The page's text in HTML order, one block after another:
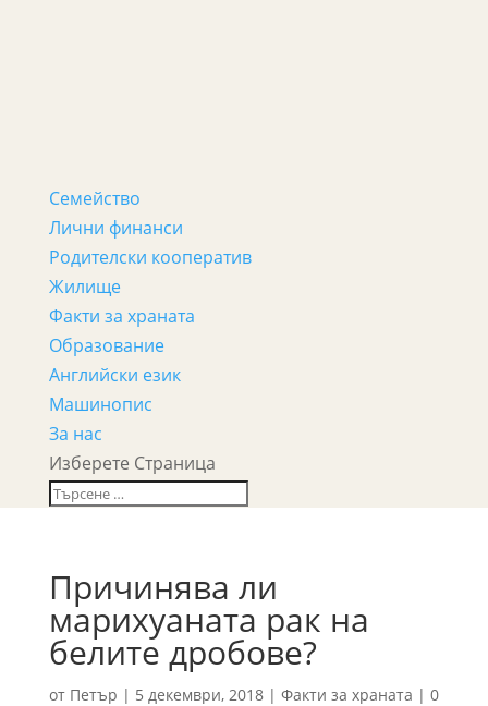
Семейство
Лични финанси
Родителски кооператив
Жилище
Факти за храната
Образование
Английски език
Машинопис
За нас
Изберете Страница
Причинява ли
марихуаната рак на
белите дробове?
от Петър | 5 декември, 2018| Факти за храната | 0